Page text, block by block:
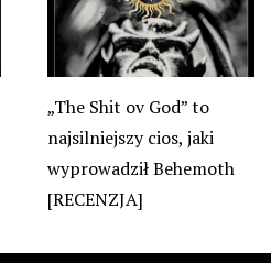
„The Shit ov God” to
najsilniejszy cios, jaki
wyprowadził Behemoth
[RECENZJA]